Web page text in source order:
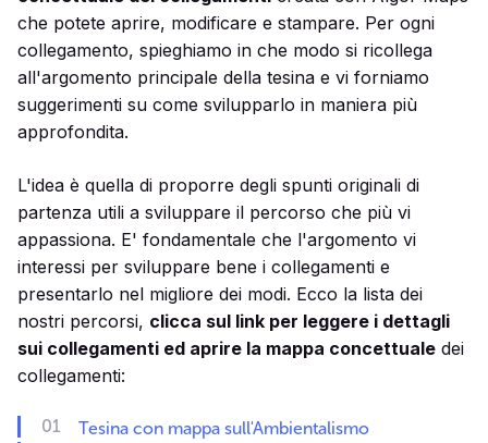
che potete aprire, modificare e stampare. Per ogni
collegamento, spieghiamo in che modo si ricollega
all'argomento principale della tesina e vi forniamo
suggerimenti su come svilupparlo in maniera più
approfondita.
L'idea è quella di proporre degli spunti originali di
partenza utili a sviluppare il percorso che più vi
appassiona. E' fondamentale che l'argomento vi
interessi per sviluppare bene i collegamenti e
presentarlo nel migliore dei modi. Ecco la lista dei
nostri percorsi, clicca sul link per leggere i dettagli
sui collegamenti ed aprire la mappa concettuale dei
collegamenti:
Tesina con mappa sull'Ambientalismo